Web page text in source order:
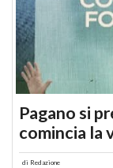
Pagano si
comincia la
di Redazione